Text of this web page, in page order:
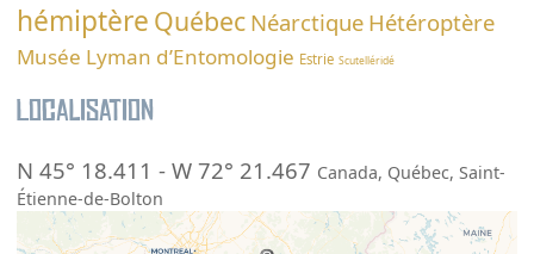
hémiptère Québec Néarctique Hétéroptère
Musée Lyman d’Entomologie Estrie Scutelléridé
Localisation
N 45° 18.411 -W 72° 21.467 Canada, Québec,Saint-
Étienne-de-Bolton